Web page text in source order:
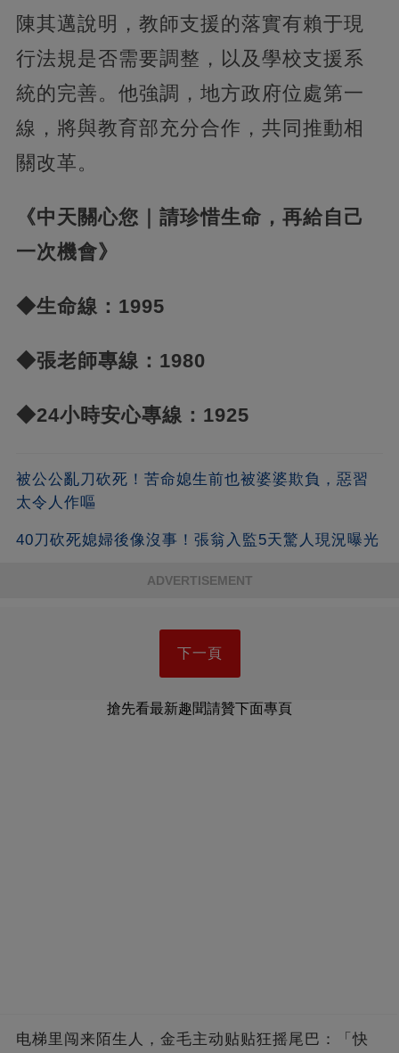
陳其邁說明，教師支援的落實有賴于現
行法規是否需要調整，以及學校支援系
統的完善。他強調，地方政府位處第一
線，將與教育部充分合作，共同推動相
關改革。
《中天關心您｜請珍惜生命，再給自己
一次機會》
◆生命線：1995
◆張老師專線：1980
◆24小時安心專線：1925
被公公亂刀砍死！苦命媳生前也被婆婆欺負，惡習
太令人作嘔
40刀砍死媳婦後像沒事！張翁入監5天驚人現況曝光
ADVERTISEMENT
下一頁
搶先看最新趣聞請贊下面專頁
电梯里闯来陌生人，金毛主动贴贴狂摇尾巴：「快